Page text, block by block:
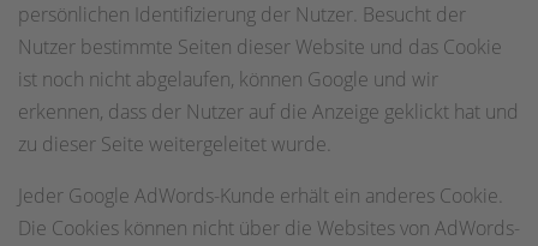
persönlichen Identifizierung der Nutzer. Besucht der
Nutzer bestimmte Seiten dieser Website und das Cookie
ist noch nicht abgelaufen, können Google und wir
erkennen, dass der Nutzer auf die Anzeige geklickt hat und
zu dieser Seite weitergeleitet wurde.
Jeder Google AdWords-Kunde erhält ein anderes Cookie.
Die Cookies können nicht über die Websites von AdWords-